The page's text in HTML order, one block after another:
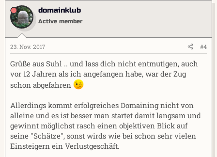
domainklub
Active member
23. Nov. 2017 #4
Grüße aus Suhl .. und lass dich nicht entmutigen, auch
vor 12 Jahren als ich angefangen habe, war der Zug
schon abgefahren
Allerdings kommt erfolgreiches Domaining nicht von
alleine und es ist besser man startet damit langsam und
gewinnt möglichst rasch einen objektiven Blick auf
seine "Schätze", sonst wirds wie bei schon sehr vielen
Einsteigern ein Verlustgeschäft.